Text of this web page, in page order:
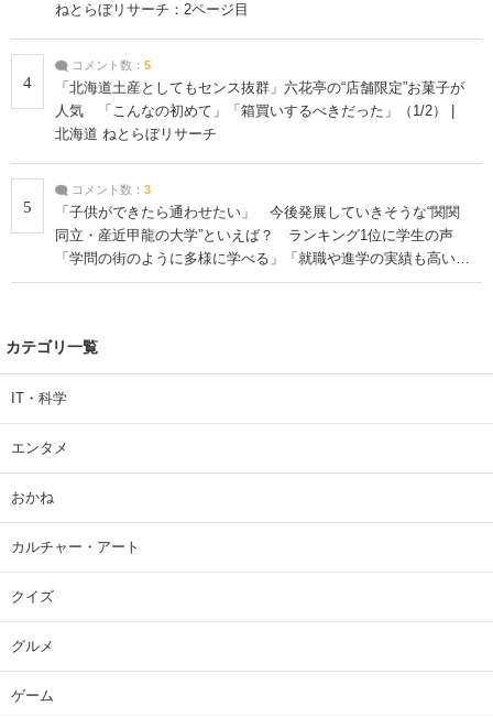
ねとらぼリサーチ：2ページ目
4
コメント数： 5
「北海道土産としてもセンス抜群」六花亭の“店舗限定”お菓子が
人気 「こんなの初めて」「箱買いするべきだった」（1/2） |
北海道 ねとらぼリサーチ
5
コメント数： 3
「子供ができたら通わせたい」 今後発展していきそうな“関関
同立・産近甲龍の大学”といえば？ ランキング1位に学生の声
「学問の街のように多様に学べる」「就職や進学の実績も高い」
| 大学 ねとらぼリサーチ
カテゴリ一覧
IT・科学
エンタメ
おかね
カルチャー・アート
クイズ
グルメ
ゲーム